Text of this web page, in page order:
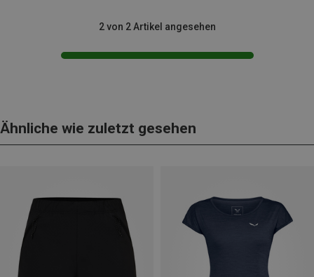
2 von 2 Artikel angesehen
Ähnliche wie zuletzt gesehen